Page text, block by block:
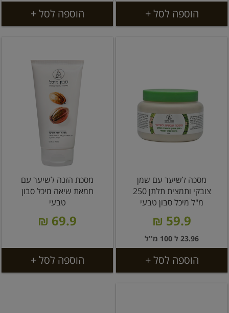
הוספה לסל + הוספה לסל +
מסכה לשיער עם שמן
צובקי ותמצית תלתן 250
מ"ל מיכל סבון טבעי
59.9 ₪
23.96 ל 100 מ''ל
הוספה לסל +
מסכת הזנה לשיער עם
חמאת שיאה מיכל סבון
טבעי
69.9 ₪
הוספה לסל +